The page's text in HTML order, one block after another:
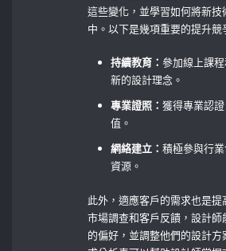
這些變化，並學習如何將新技
中。以下是幾項重要的提升競
持續教育：參加線上課
新的設計理念。
專業證照：獲得專業認
值。
網絡建立：積極參與行
資源。
此外，適應客戶的需求也是
市場調查和客戶反饋，設計
的偏好，並調整他們的設計